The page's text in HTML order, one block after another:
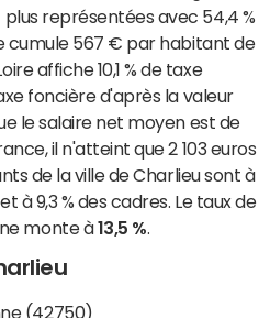
représentées avec 54,4 %
cumule 567 € par habitant de
affiche 10,1 % de taxe
foncière d'après la valeur
le salaire net moyen est de
il n'atteint que 2 103 euros
de la ville de Charlieu sont à
à 9,3 % des cadres. Le taux de
monte à13,5 %
(42750)